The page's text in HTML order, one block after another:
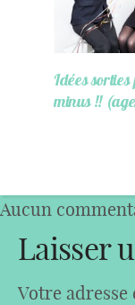
Idées sorties
minus !!
Aucun
Laisser
Votre